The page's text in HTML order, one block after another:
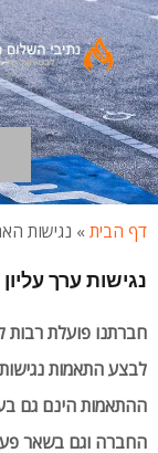
דילוג
לתוכן
דף הבית » נגישות
נגישות ערך
חברתנו פועלת רבות
לבצע התאמות
ההתאמות הינם גם
החברה וגם בשאר